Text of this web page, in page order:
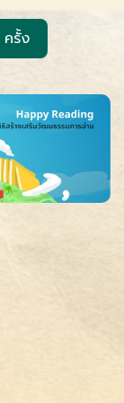
k
ครั้ง